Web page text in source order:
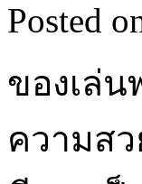
Posted
ของเล่
ความส